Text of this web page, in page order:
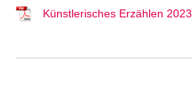
Künstlerisches Erzählen 2023